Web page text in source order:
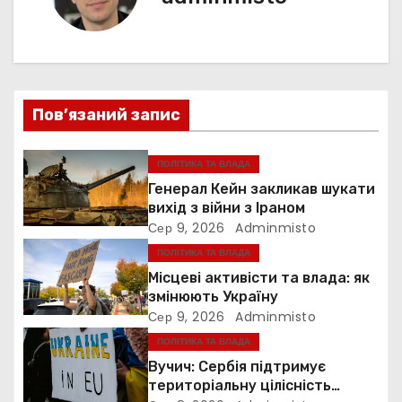
я
а
ц
і
я
з
а
п
и
с
Пов’язаний запис
ПОЛІТИКА ТА ВЛАДА
Генерал Кейн закликав шукати
вихід з війни з Іраном
Сер 9, 2026 Adminmisto
ПОЛІТИКА ТА ВЛАДА
Місцеві активісти та влада: як
змінюють Україну
Сер 9, 2026 Adminmisto
ПОЛІТИКА ТА ВЛАДА
Вучич: Сербія підтримує
територіальну цілісність